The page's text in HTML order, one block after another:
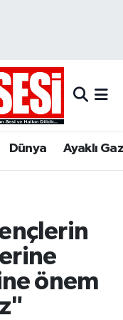
Dünya Ayaklı
önem